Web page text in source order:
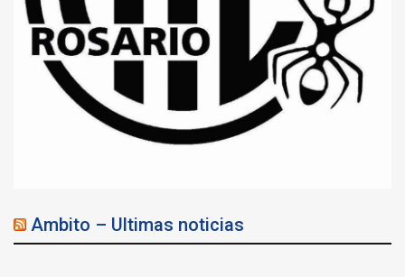
Ambito – Ultimas noticias